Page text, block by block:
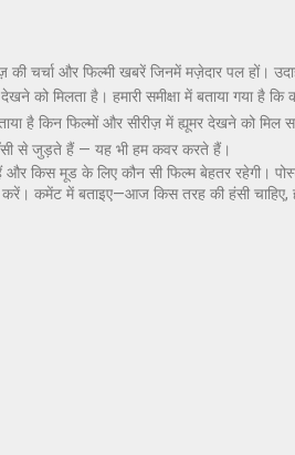
चर्चा और फिल्मी खबरें जिनमें मज़ेदार पल हों।
को मिलता है। हमारी समीक्षा में बताया गया है
है किन फिल्मों और सीरीज़ में ह्यूमर देखने को मिल
हँसी से जुड़ते हैं — यह भी हम कवर करते हैं।
किस मूड के लिए कौन सी फिल्म बेहतर रहेगी।
कमेंट में बताइए—आज किस तरह की हंसी चाहिए,